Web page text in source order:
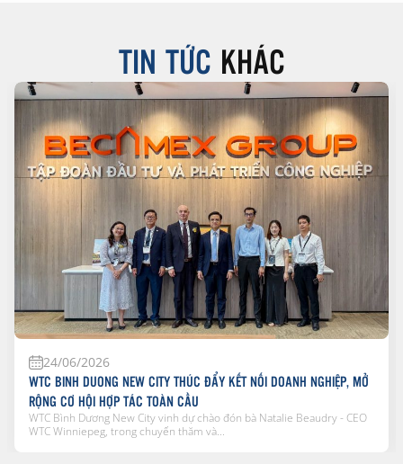
TIN TỨC KHÁC
24/06/2026
WTC BINH DUONG NEW CITY THÚC ĐẨY KẾT NỐI DOANH NGHIỆP, MỞ
RỘNG CƠ HỘI HỢP TÁC TOÀN CẦU
WTC Bình Dương New City vinh dự chào đón bà Natalie Beaudry - CEO
WTC Winniepeg, trong chuyến thăm và...